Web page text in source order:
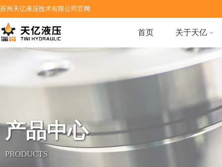
苏州天亿液压技术有限公司官网
首页 关于天亿
产品中心
PRODUCTS